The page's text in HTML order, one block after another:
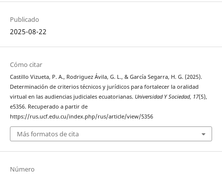
Publicado
2025-08-22
Cómo citar
Castillo Vizueta, P. A., Rodriguez Ávila, G. L., & García Segarra, H. G. (2025).
Determinación de criterios técnicos y jurídicos para fortalecer la oralidad
virtual en las audiencias judiciales ecuatorianas. Universidad Y Sociedad, 17(5),
e5356. Recuperado a partir de
https://rus.ucf.edu.cu/index.php/rus/article/view/5356
Más formatos de cita
Número